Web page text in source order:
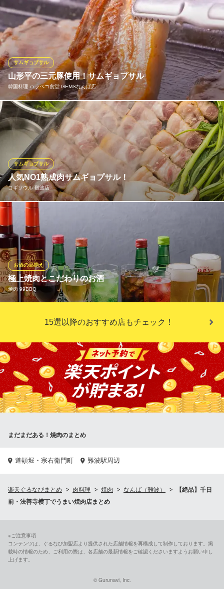
裏なんばで厳選和牛焼肉
近鉄難波線近鉄日本橋駅 徒歩3分
大阪府大阪市中央区千日前2-6-8 千日前ゴールデンフタバプラザ1F
おくをでは「牛タン」をメインにした料理を展開。なかでも、厚
切り牛タンを丁寧に焼き上げ肉汁を閉じ込めた「極上厚切り牛タ
ン」と、サシの入った霜降り牛タンを北海道産昆布からとった特
製出汁にくぐらせていただく「霜降り牛タンしゃぶしゃぶ」は、
おくをの看板料理です。
牛タンと野菜巻き串 おくを 難波店
牛タン・野菜巻・もつ鍋
大阪メトロ御堂筋線なんば駅 徒歩3分
大阪府大阪市中央区千日前1-7-11 上方ビル1F
山形平の三元豚使用！サムギョプサル
韓国料理 ハラペコ食堂 GEMSなんば店
サムギョプサル
まわりはカリカリで中はジューシーなハラペコ食堂の看板サムギ
ョプサル！野菜やキムチと合わせてスタンダードに楽しめま
す。・付属セット（白菜キムチ/サンチュ/ゴマの葉/もやしナムル/
チシャミソ） 1人前2,580円/2人前～
韓国料理 ハラペコ食堂 GEMSなんば店
韓国料理店
大阪メトロ千日前線なんば駅 徒歩1分
大阪府大阪市中央区難波3-7-19 GEMSなんば5F
人気NO1熟成肉サムギョプサル！
コギソウル 難波店
サムギョプサル
熟成豚を使用したサムギョプサル！肉厚でジューシーな豚バラか
ら出る旨みが染み込んだキムチとナムル、ニンニクは絶品！空心
菜と一緒にたべることでさらにマイルドに！コギソウルでしか味
わえない最上級サムギョプサルです★お得な食べ飲み放題もご用
意しております！
コギソウル 難波店
韓国料理
ります）
極上焼肉とこだわりのお酒
焼肉 99BBQ
お酒の品揃え
定番のビールやハイボールをはじめ、韓国酒など豊富なドリンク
をご用意。厳選焼肉との相性も抜群です。お酒好きの方には楽し
焼肉時間をお楽しみください
焼肉 99BBQ
美味しい美酒と食べ放題
大阪メトロ御堂筋線なんば駅 徒歩4分
大阪府大阪市中央区千日前1-6-1 山喜登会館3F
15選以降のおすすめ店もチェック！
まだまだある！焼肉のまとめ
道頓堀・宗右衛門町 難波駅周辺
楽天ぐるなびまとめ 肉料理 焼肉 なんば（難波）
【絶品】千日
前・法善寺横丁でうまい焼肉店まとめ
※ご注意事項
コンテンツは、ぐるなび加盟店より提供された店舗情報を再構成して制作しております。掲
載時の情報のため、ご利用の際は、各店舗の最新情報をご確認くださいますようお願い申し
上げます。
© Gurunavi, Inc.